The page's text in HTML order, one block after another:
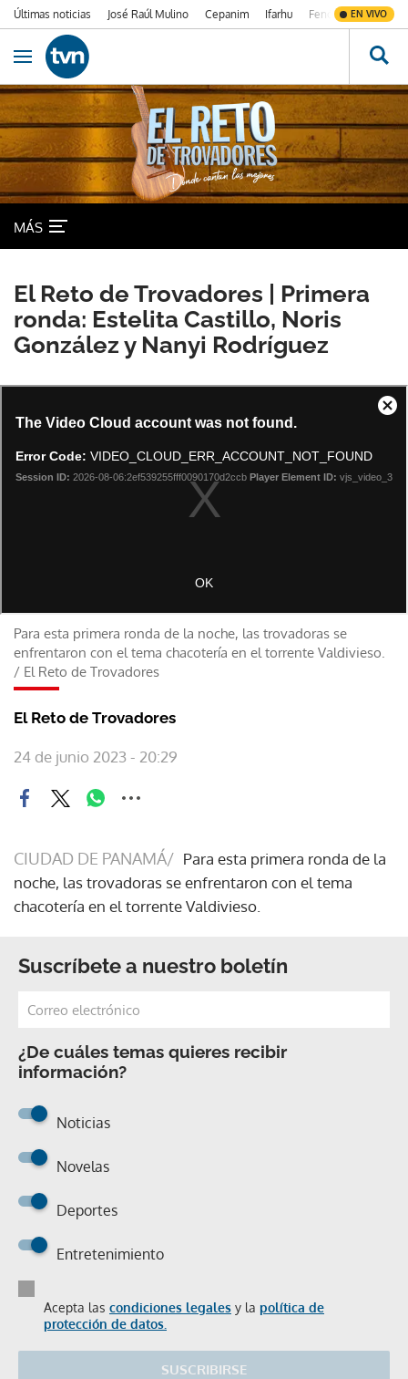
Últimas noticias José Raúl Mulino Cepanim Ifarhu Fenómeno de El
EN VIVO
Ir al contenido
Obrir navegació
MÁS
El Reto de Trovadores | Primera
ronda: Estelita Castillo, Noris
González y Nanyi Rodríguez
Para esta primera ronda de la noche, las trovadoras se
enfrentaron con el tema chacotería en el torrente Valdivieso.
/ El Reto de Trovadores
El Reto de Trovadores
24 de junio 2023 - 20:29
CIUDAD DE PANAMÁ/ Para esta primera ronda de la
noche, las trovadoras se enfrentaron con el tema
chacotería en el torrente Valdivieso.
Suscríbete a nuestro boletín
¿De cuáles temas quieres recibir
información?
Noticias
Novelas
Deportes
Entretenimiento
Acepta las condiciones legales y la política de
protección de datos.
SUSCRIBIRSE